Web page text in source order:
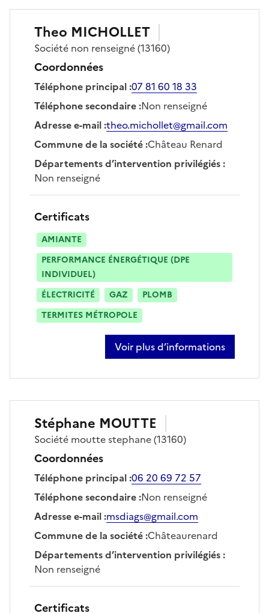
Theo MICHOLLET
Société non renseigné(13160)
Coordonnées
Téléphone principal:07 81 60 18 33
Téléphone secondaire:Non renseigné
Adresse e-mail:theo.michollet@gmail.com
Commune de la société:Château Renard
Départements d’intervention privilégiés:
Non renseigné
Certificats
AMIANTE
PERFORMANCE ÉNERGÉTIQUE (DPE
INDIVIDUEL)
ÉLECTRICITÉ
GAZ
PLOMB
TERMITES MÉTROPOLE
Voir plus d’informations
sur theo michollet
Stéphane MOUTTE
Société moutte stephane(13160)
Coordonnées
Téléphone principal:06 20 69 72 57
Téléphone secondaire:Non renseigné
Adresse e-mail:msdiags@gmail.com
Commune de la société:Châteaurenard
Départements d’intervention privilégiés:
Non renseigné
Certificats